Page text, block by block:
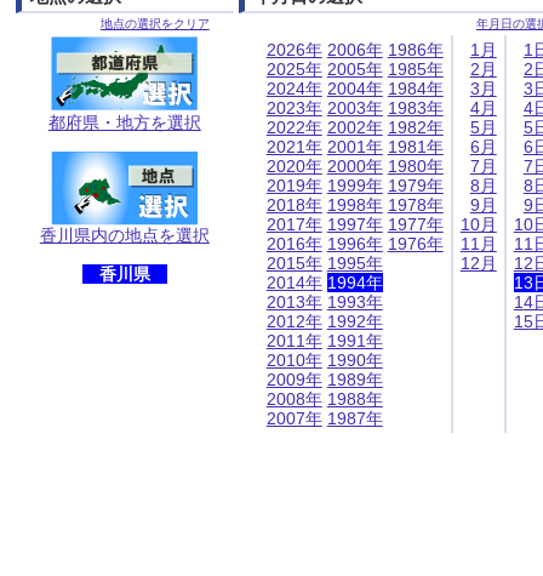
地点の選択をクリア
都府県・地方を選択
香川県内の地点を選択
香川県
年月日の選
2026年
2025年
2024年
2023年
2022年
2021年
2020年
2019年
2018年
2017年
2016年
2015年
2014年
2013年
2012年
2011年
2010年
2009年
2008年
2007年
2006年
2005年
2004年
2003年
2002年
2001年
2000年
1999年
1998年
1997年
1996年
1995年
1994年
1993年
1992年
1991年
1990年
1989年
1988年
1987年
1986年
1985年
1984年
1983年
1982年
1981年
1980年
1979年
1978年
1977年
1976年
1月
2月
3月
4月
5月
6月
7月
8月
9月
10月
11月
12月
1
2
3
4
5
6
7
8
9
10
11
12
13
14
15